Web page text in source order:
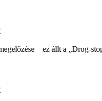
– ez állt a „Drog-